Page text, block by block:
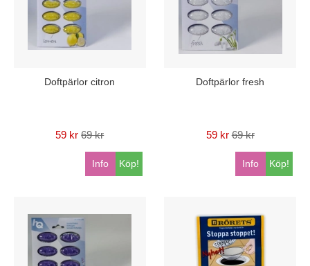
Doftpärlor citron
59 kr 69 kr
Köp!
Info
Doftpärlor fresh
59 kr 69 kr
Köp!
Info